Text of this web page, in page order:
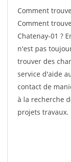
Comment
Comment
Chatenay-01 ?
n'est pas
trouver des
service d'aide
contact de
à la recherche
projets travaux.